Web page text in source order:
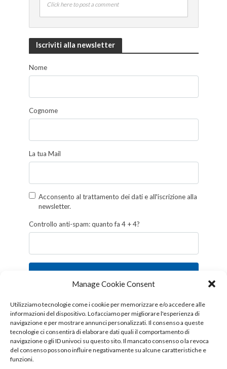
Manage Cookie Consent
Utilizziamo tecnologie come i cookie per memorizzare e/o accedere alle
informazioni del dispositivo. Lo facciamo per migliorare l'esperienza di
navigazione e per mostrare annunci personalizzati. Il consenso a queste
tecnologie ci consentirà di elaborare dati quali il comportamento di
navigazione o gli ID univoci su questo sito. Il mancato consenso o la revoca
del consenso possono influire negativamente su alcune caratteristiche e
funzioni.
Click here to post a comment
Iscriviti alla newsletter
Nome
Cognome
La tua Mail
Acconsento al trattamento dei dati e all'iscrizione alla
newsletter.
Controllo anti-spam: quanto fa 4 + 4?
Iscriviti
Follow us!